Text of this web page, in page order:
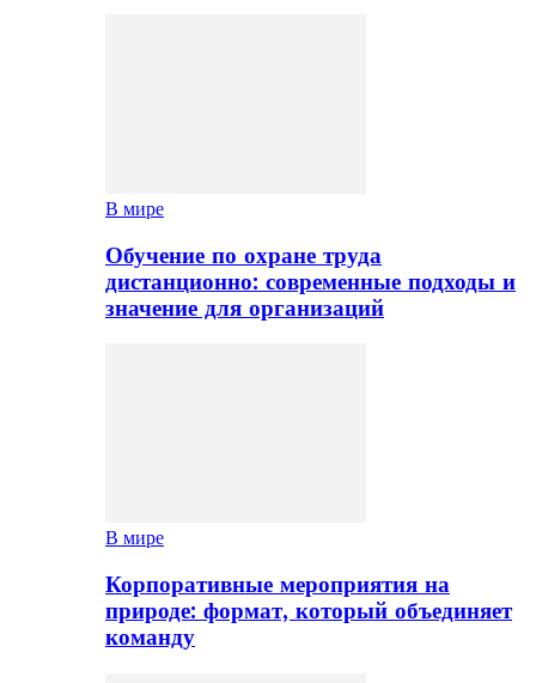
В мире
Обучение по охране труда
дистанционно: современные подходы и
значение для организаций
В мире
Корпоративные мероприятия на
природе: формат, который объединяет
команду